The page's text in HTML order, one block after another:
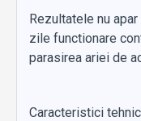
Rezultatele nu
zile functionare
parasirea ariei de
Caracteristici